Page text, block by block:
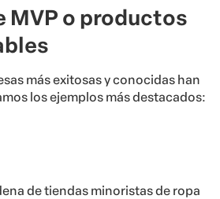
MVP o productos
más exitosas y conocidas han
los ejemplos más destacados:
de tiendas minoristas de ropa